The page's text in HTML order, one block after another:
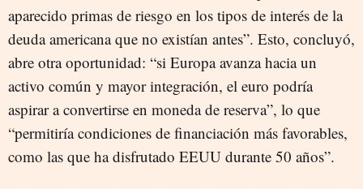
aparecido primas de riesgo en los tipos de interés de la
deuda americana que no existían antes”. Esto, concluyó,
abre otra oportunidad: “si Europa avanza hacia un
activo común y mayor integración, el euro podría
aspirar a convertirse en moneda de reserva”, lo que
“permitiría condiciones de financiación más favorables,
como las que ha disfrutado EEUU durante 50 años”.